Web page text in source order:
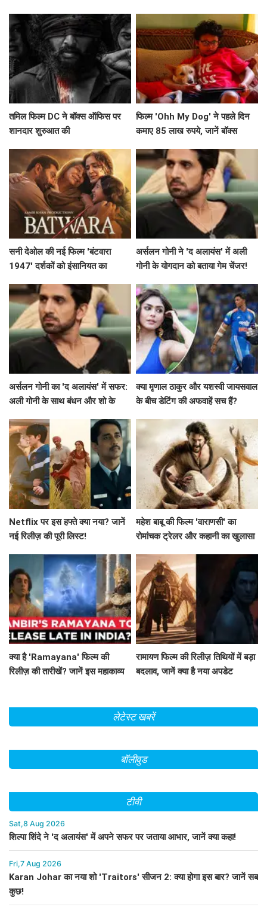
तमिल फिल्म DC ने बॉक्स ऑफिस पर
शानदार शुरुआत की
फिल्म 'Ohh My Dog' ने पहले दिन
कमाए 85 लाख रुपये, जानें बॉक्स
सनी देओल की नई फिल्म 'बंटवारा
1947' दर्शकों को इंसानियत का
अर्सलन गोनी ने 'द अलायंस' में अली
गोनी के योगदान को बताया गेम चेंजर!
अर्सलन गोनी का 'द अलायंस' में सफर:
अली गोनी के साथ बंधन और शो के
क्या मृणाल ठाकुर और यशस्वी जायसवाल
के बीच डेटिंग की अफवाहें सच हैं?
Netflix पर इस हफ्ते क्या नया? जानें
नई रिलीज़ की पूरी लिस्ट!
महेश बाबू की फिल्म 'वाराणसी' का
रोमांचक ट्रेलर और कहानी का खुलासा
क्या है 'Ramayana' फिल्म की
रिलीज़ की तारीखें? जानें इस महाकाव्य
रामायण फिल्म की रिलीज़ तिथियों में बड़ा
बदलाव, जानें क्या है नया अपडेट
लेटेस्ट खबरें
बॉलीवुड
टीवी
Sat,8 Aug 2026
शिल्पा शिंदे ने 'द अलायंस' में अपने सफर पर जताया आभार, जानें क्या कहा!
Fri,7 Aug 2026
Karan Johar का नया शो 'Traitors' सीजन 2: क्या होगा इस बार? जानें सब
कुछ!